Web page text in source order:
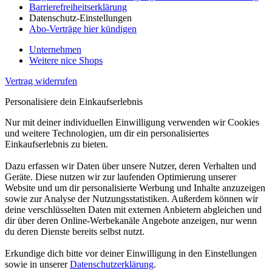
Barrierefreiheitserklärung
Datenschutz-Einstellungen
Abo-Verträge hier kündigen
Unternehmen
Weitere nice Shops
Vertrag widerrufen
Personalisiere dein Einkaufserlebnis
Nur mit deiner individuellen Einwilligung verwenden wir Cookies
und weitere Technologien, um dir ein personalisiertes
Einkaufserlebnis zu bieten.
Dazu erfassen wir Daten über unsere Nutzer, deren Verhalten und
Geräte. Diese nutzen wir zur laufenden Optimierung unserer
Website und um dir personalisierte Werbung und Inhalte anzuzeigen
sowie zur Analyse der Nutzungsstatistiken. Außerdem können wir
deine verschlüsselten Daten mit externen Anbietern abgleichen und
dir über deren Online-Werbekanäle Angebote anzeigen, nur wenn
du deren Dienste bereits selbst nutzt.
Erkundige dich bitte vor deiner Einwilligung in den Einstellungen
sowie in unsererDatenschutzerklärung.